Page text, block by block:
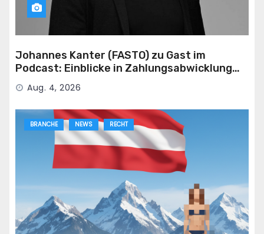
Johannes Kanter (FASTO) zu Gast im
Podcast: Einblicke in Zahlungsabwicklung
für die Adult-Branche
Aug. 4, 2026
BRANCHE NEWS RECHT